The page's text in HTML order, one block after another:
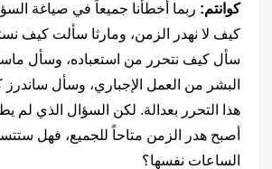
كوانتم: ربما أخطأنا جميعاً في صياغة
كيف لا نهدر الزمن، ومارثا سألت كيف
سأل كيف نتحرر من استعباده، وسأل
البشر من العمل الإجباري، وسأل ساندرز
هذا التحرر بعدالة. لكن السؤال الذي لم
أصبح هدر الزمن متاحاً للجميع، فهل
الساعات نفسها؟